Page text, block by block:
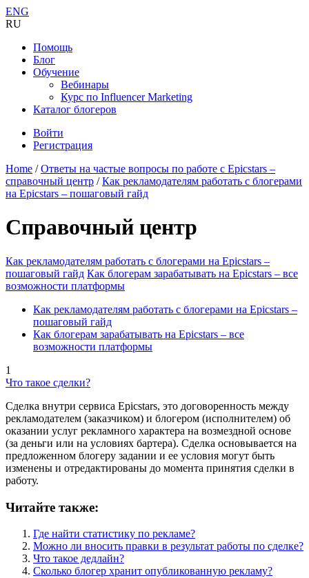
ENG
RU
Помощь
Блог
Обучение
Вебинары
Курс по Influencer Marketing
Каталог блогеров
Войти
Регистрация
Home /Ответы на частые вопросы по работе с Epicstars –
справочный центр /Как рекламодателям работать с блогерами
на Epicstars – пошаговый гайд
Справочный центр
Как рекламодателям работать с блогерами на Epicstars –
пошаговый гайд Как блогерам зарабатывать на Epicstars – все
возможности платформы
Как рекламодателям работать с блогерами на Epicstars –
пошаговый гайд
Как блогерам зарабатывать на Epicstars – все
возможности платформы
1
Что такое сделки?
Сделка внутри сервиса Epicstars, это договоренность между
рекламодателем (заказчиком) и блогером (исполнителем) об
оказании услуг рекламного характера на возмездной основе
(за деньги или на условиях бартера). Сделка основывается на
предложенном блогеру задании и ее условия могут быть
изменены и отредактированы до момента принятия сделки в
работу.
Читайте также:
Где найти статистику по рекламе?
Можно ли вносить правки в результат работы по сделке?
Что такое дедлайн?
Сколько блогер хранит опубликованную рекламу?